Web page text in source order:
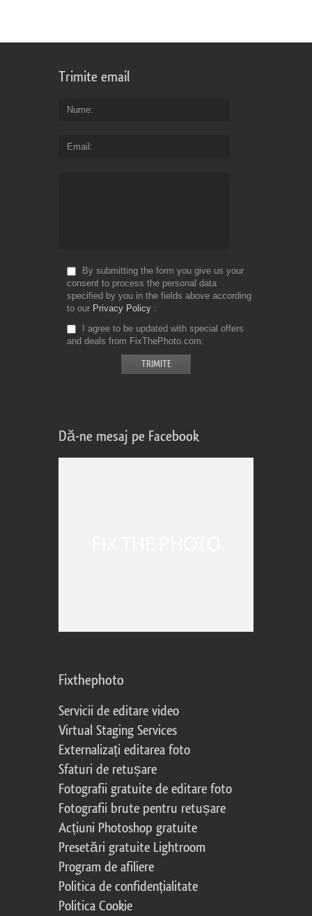
Trimite email
Nume
Email
By submitting the form you give us your
consent to process the personal data
specified by you in the fields above according
to our Privacy Policy
I agree to be updated with special offers
and deals from FixThePhoto.com
Dă-ne mesaj pe Facebook
Fixthephoto
Servicii de editare video
Virtual Staging Services
Externalizați editarea foto
Sfaturi de retușare
Fotografii gratuite de editare foto
Fotografii brute pentru retușare
Acțiuni Photoshop gratuite
Presetări gratuite Lightroom
Program de afiliere
Politica de confidențialitate
Politica Cookie